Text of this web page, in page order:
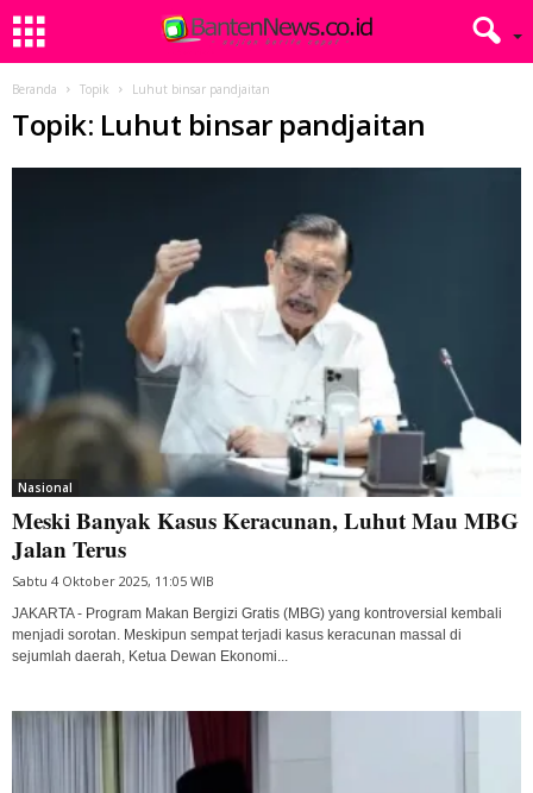
Beranda Topik Luhut binsar pandjaitan
Topik: Luhut binsar pandjaitan
Nasional
Meski Banyak Kasus Keracunan, Luhut Mau MBG
Jalan Terus
Sabtu 4 Oktober 2025, 11:05 WIB
JAKARTA - Program Makan Bergizi Gratis (MBG) yang kontroversial kembali
menjadi sorotan. Meskipun sempat terjadi kasus keracunan massal di
sejumlah daerah, Ketua Dewan Ekonomi...